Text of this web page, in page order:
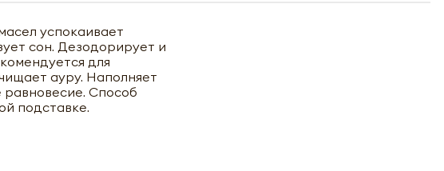
успокаивает
сон. Дезодорирует и
для
ауру. Наполняет
Способ
подставке.